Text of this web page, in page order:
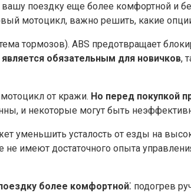
поездку еще более комфортной и
мотоцикл, важно решить, какие
тормозов).​ ABS предотвращает
обязательным для новичков,
от кражи.​ Но перед покупкой
и некоторые могут быть
уменьшить усталость от езды на
не имеют достаточного опыта
более комфортной⁚ подогрев